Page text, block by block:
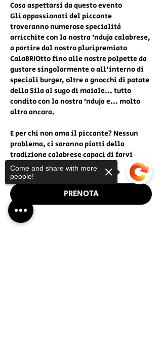
Cosa aspettarsi da questo evento
Gli appassionati del piccante
troveranno numerose specialità
arricchite con la nostra ’nduja calabrese,
a partire dal nostro pluripremiato
CalaBRIOtto fino alle nostre polpette da
gustare singolarmente o all'interno di
speciali burger, oltre a gnocchi di patate
della Sila al sugo di maiale... tutto
condito con la nostra ’nduja e... molto
altro ancora.
E per chi non ama il piccante? Nessun
problema, ci saranno piatti della
tradizione calabrese capaci di farvi
sognare.
PRENOTA
Come and share with more
people!